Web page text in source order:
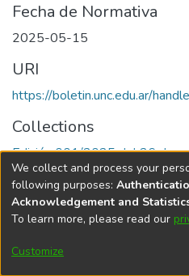
Fecha de Normativa
2025-05-15
URI
https://boletin.unc.edu.ar/
Collections
Edición 001/2025 del 26 de
Universidad
We collect and process your
following purposes:
Acknowledgement and
To learn more, please read our
Customize